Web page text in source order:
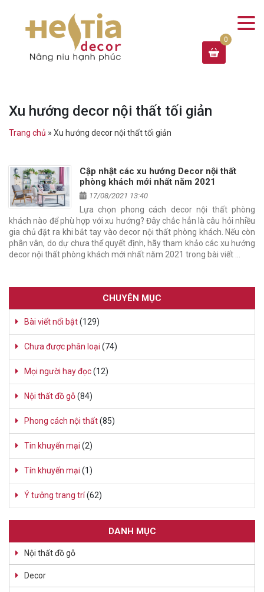
Xu hướng decor nội thất tối giản
Trang chủ » Xu hướng decor nội thất tối giản
Cập nhật các xu hướng Decor nội thất
phòng khách mới nhất năm 2021
17/08/2021 13:40
Lựa chọn phong cách decor nội thất phòng
khách nào để phù hợp với xu hướng? Đây chắc hẳn là câu hỏi nhiều
gia chủ đặt ra khi bắt tay vào decor nội thất phòng khách. Nếu còn
phân vân, do dự chưa thể quyết định, hãy tham khảo các xu hướng
decor nội thất phòng khách mới nhất năm 2021 trong bài viết …
CHUYÊN MỤC
Bài viết nổi bật(129)
Chưa được phân loại (74)
Mọi người hay đọc(12)
Nội thất đồ gỗ(84)
Phong cách nội thất(85)
Tin khuyến mại (2)
Tín khuyến mại (1)
Ý tưởng trang trí(62)
DANH MỤC
Nội thất đồ gỗ
Decor